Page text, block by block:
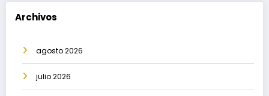
Archivos
agosto 2026
julio 2026